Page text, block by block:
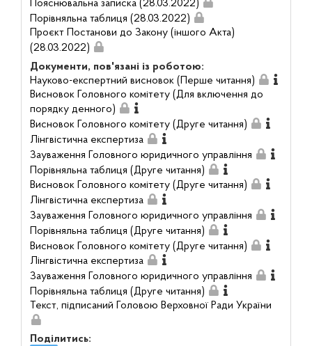
Пояснювальна записка (28.03.2022)
Порівняльна таблиця (28.03.2022)
Проєкт Постанови до Закону (іншого Акта)
(28.03.2022)
Документи, пов'язані із роботою:
Науково-експертний висновок (Перше читання)
Висновок Головного комітету (Для включення до
порядку денного)
Висновок Головного комітету (Друге читання)
Лінгвістична експертиза
Зауваження Головного юридичного управління
Порівняльна таблиця (Друге читання)
Висновок Головного комітету (Друге читання)
Лінгвістична експертиза
Зауваження Головного юридичного управління
Порівняльна таблиця (Друге читання)
Висновок Головного комітету (Друге читання)
Лінгвістична експертиза
Зауваження Головного юридичного управління
Порівняльна таблиця (Друге читання)
Текст, підписаний Головою Верховної Ради України
Поділитись: